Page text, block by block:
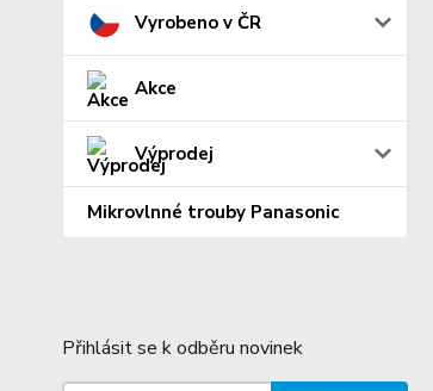
Vyrobeno v ČR
Akce
Výprodej
Mikrovlnné trouby Panasonic
Přihlásit se k odběru novinek